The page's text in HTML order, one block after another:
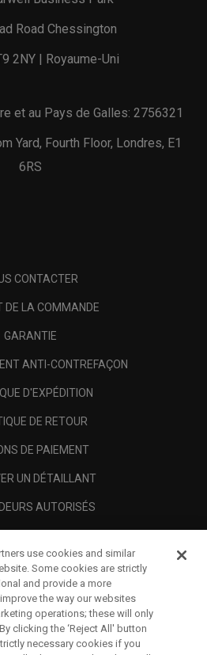
Road Chessington
2NY | Royaume-Uni
et au Pays de Galles: 2756321
Yard, Fourth Floor, Londres, E1
6RS
CONTACTER
DE LA COMMANDE
GARANTIE
ANTI-CONTREFAÇON
D'EXPÉDITION
DE RETOUR
DE PAIEMENT
UN DÉTAILLANT
AUTORISÉS
PROPOS
LÉGALES
use cookies and similar
Some cookies are strictly
and provide a more
the way our websites
operations; these will only
clicking the ‘Reject All' button
necessary cookies if you